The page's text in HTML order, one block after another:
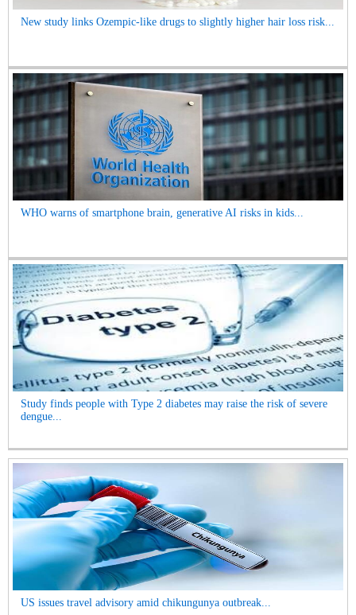
New study links Ozempic-like drugs to slightly higher hair loss risk...
WHO warns of smartphone brain, generative AI risks in kids...
Study finds people with Type 2 diabetes may raise the risk of severe
dengue...
US issues travel advisory amid chikungunya outbreak...